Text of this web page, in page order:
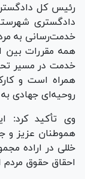
رئیس کل
دادگستری
خدمت‌رسانی به
همه مقررات بین
خدمت در مسیر
همراه است و
روحیه‌ای جهادی
وی تأکید کرد:
هموطنان عزیز و
خللی در اراده
احقاق حقوق مردم